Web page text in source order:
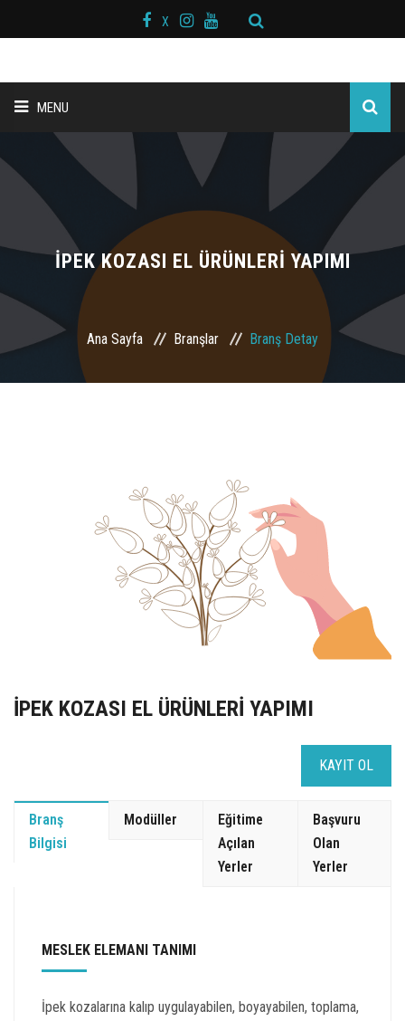
X
MENU
ANA SAYFA
BAŞKAN MESAJI
HAKKIMIZDA
KURS MERKEZLERİ
BRANŞLAR
İPEK KOZASI EL ÜRÜNLERİ YAPIMI
Ana Sayfa Branşlar Branş Detay
İPEK KOZASI EL ÜRÜNLERİ YAPIMI
KAYIT OL
Branş
Bilgisi
Modüller
Eğitime
Açılan
Yerler
Başvuru
Olan
Yerler
MESLEK ELEMANI TANIMI
İpek kozalarına kalıp uygulayabilen, boyayabilen, toplama,